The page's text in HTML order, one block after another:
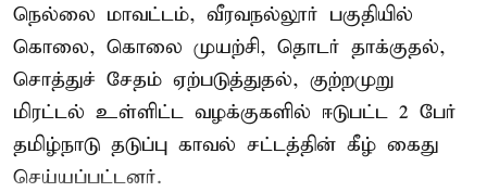
நெல்லை மாவட்டம், வீரவநல்லூர் பகுதியில்
கொலை, கொலை முயற்சி, தொடர் தாக்குதல்,
சொத்துச் சேதம் ஏற்படுத்துதல், குற்றமுறு
மிரட்டல் உள்ளிட்ட வழக்குகளில் ஈடுபட்ட 2 பேர்
தமிழ்நாடு தடுப்பு காவல் சட்டத்தின் கீழ் கைது
செய்யப்பட்டனர்.